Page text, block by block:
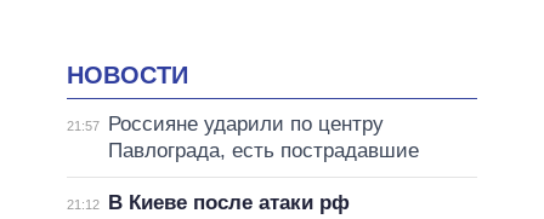
НОВОСТИ
21:57
Россияне ударили по центру
Павлограда, есть пострадавшие
21:12
В Киеве после атаки рф